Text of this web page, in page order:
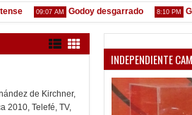
09:07 AM Godoy desgarrado 8:10 PM
de Kirchner,
2010, Telefé, TV,
INDEPENDIENTE